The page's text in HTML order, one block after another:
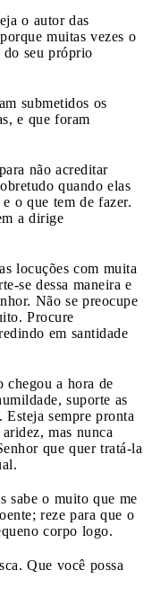
o autor das
muitas vezes o
seu próprio
submetidos os
e que foram
não acreditar
quando elas
o que tem de fazer.
a dirige
locuções com muita
se dessa maneira e
Não se preocupe
Procure
em santidade
chegou a hora de
suporte as
sempre pronta
mas nunca
que quer tratá-la
sabe o muito que me
reze para que o
corpo logo.
Que você possa